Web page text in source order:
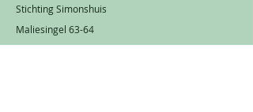
Stichting Simonshuis
Maliesingel 63-64